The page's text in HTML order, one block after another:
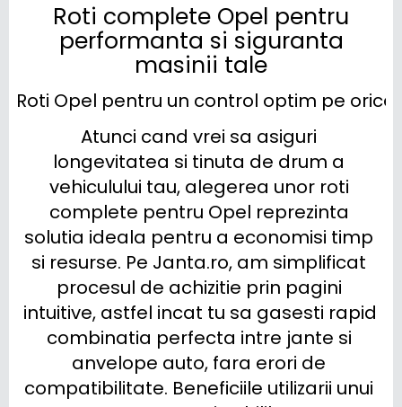
Roti complete Opel pentru
performanta si siguranta
masinii tale
Roti Opel pentru un control optim pe orice
Atunci cand vrei sa asiguri
longevitatea si tinuta de drum a
vehiculului tau, alegerea unor roti
complete pentru Opel reprezinta
solutia ideala pentru a economisi timp
si resurse. Pe Janta.ro, am simplificat
procesul de achizitie prin pagini
intuitive, astfel incat tu sa gasesti rapid
combinatia perfecta intre jante si
anvelope auto, fara erori de
compatibilitate. Beneficiile utilizarii unui